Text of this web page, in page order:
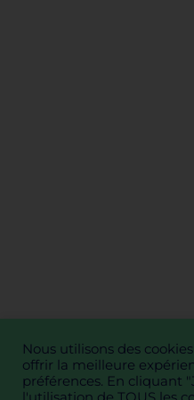
Nous utilisons des
offrir la meilleure
préférences. En cliquant